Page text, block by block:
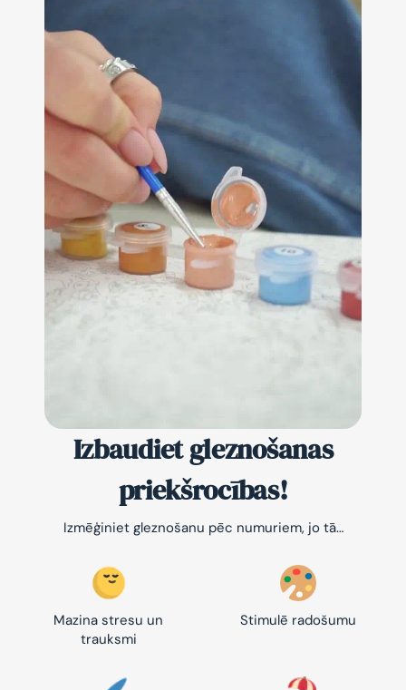
Izbaudiet gleznošanas
priekšrocības!
Izmēģiniet gleznošanu pēc numuriem, jo tā…
Mazina stresu un
trauksmi
Stimulē radošumu